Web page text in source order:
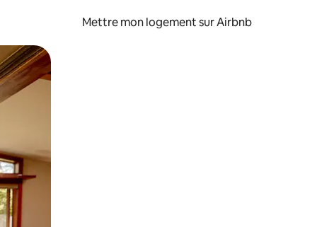
Mettre mon logement sur Airbnb